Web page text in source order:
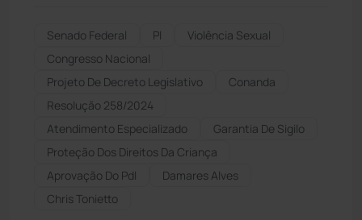
Senado Federal Pl
Violência Sexual
Congresso Nacional
Projeto De Decreto Legislativo
Conanda
Resolução 258/2024
Atendimento Especializado
Garantia De Sigilo
Proteção Dos Direitos Da Criança
Aprovação Do Pdl
Damares Alves
Chris Tonietto